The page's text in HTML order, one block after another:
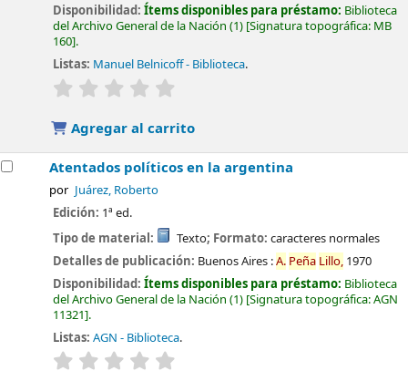
Disponibilidad:Ítems disponibles para préstamo: Biblioteca
del Archivo General de la Nación (1) Signatura topográfica: MB
160 .
Listas: Manuel Belnicoff - Biblioteca.
valoración
Agregar al carrito
Atentados políticos en la argentina
por Juárez, Roberto
Edición: 1ª ed.
Tipo de material:
Texto; Formato: caracteres normales
Detalles de publicación: Buenos Aires :A. Peña Lillo, 1970
Disponibilidad:Ítems disponibles para préstamo: Biblioteca
del Archivo General de la Nación (1) Signatura topográfica:AGN
11321 .
Listas: AGN - Biblioteca.
valoración